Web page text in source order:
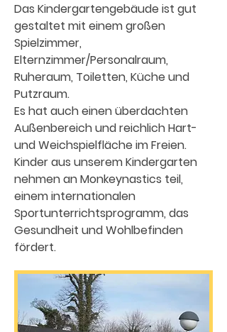
Das Kindergartengebäude ist gut
gestaltet mit einem großen
Spielzimmer,
Elternzimmer/Personalraum,
Ruheraum, Toiletten, Küche und
Putzraum.
Es hat auch einen überdachten
Außenbereich und reichlich Hart-
und Weichspielfläche im Freien.
Kinder aus unserem Kindergarten
nehmen an Monkeynastics teil,
einem internationalen
Sportunterrichtsprogramm, das
Gesundheit und Wohlbefinden
fördert.